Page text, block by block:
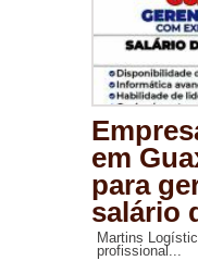
em
para
salário
Martins
profissional...